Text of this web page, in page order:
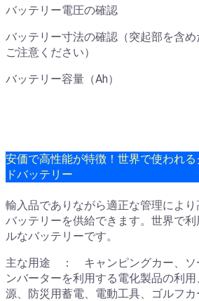
バッテリー電圧の確認
バッテリー寸法の確認（突起部を含
ご注意ください）
バッテリー容量（Ah）
安価で高性能が特徴！世界で使われ
ドバッテリー
輸入品でありながら適正な管理によ
バッテリーを供給できます。世界で
ルなバッテリーです。
主な用途 ： キャンピングカー、ソ
ンバーターを利用する電化製品の利
源、防災用蓄電、電動工具、ゴルフ